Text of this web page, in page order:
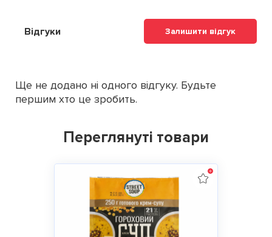
Відгуки Залишити відгук
Ще не додано ні одного відгуку. Будьте
першим хто це зробить.
Переглянуті товари